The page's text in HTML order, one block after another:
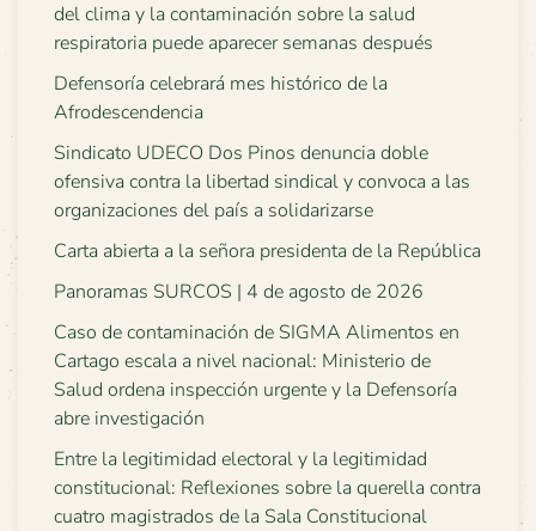
del clima y la contaminación sobre la salud
respiratoria puede aparecer semanas después
Defensoría celebrará mes histórico de la
Afrodescendencia
Sindicato UDECO Dos Pinos denuncia doble
ofensiva contra la libertad sindical y convoca a las
organizaciones del país a solidarizarse
Carta abierta a la señora presidenta de la República
Panoramas SURCOS | 4 de agosto de 2026
Caso de contaminación de SIGMA Alimentos en
Cartago escala a nivel nacional: Ministerio de
Salud ordena inspección urgente y la Defensoría
abre investigación
Entre la legitimidad electoral y la legitimidad
constitucional: Reflexiones sobre la querella contra
cuatro magistrados de la Sala Constitucional